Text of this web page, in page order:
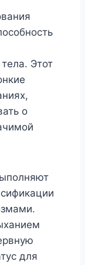
Этот
о
для